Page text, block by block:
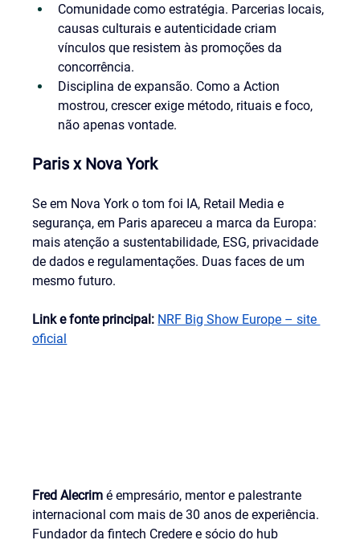
Comunidade como estratégia. Parcerias locais,
causas culturais e autenticidade criam
vínculos que resistem às promoções da
concorrência.
Disciplina de expansão. Como a Action
mostrou, crescer exige método, rituais e foco,
não apenas vontade.
Paris x Nova York
Se em Nova York o tom foi IA, Retail Media e
segurança, em Paris apareceu a marca da Europa:
mais atenção a sustentabilidade, ESG, privacidade
de dados e regulamentações. Duas faces de um
mesmo futuro.
Link e fonte principal: NRF Big Show Europe – site
oficial
Fred Alecrim é empresário, mentor e palestrante
internacional com mais de 30 anos de experiência.
Fundador da fintech Credere e sócio do hub